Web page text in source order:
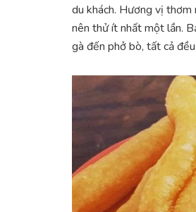
du khách. Hương vị
nên thử ít nhất một lần.
gà đến phở bò, tất cả